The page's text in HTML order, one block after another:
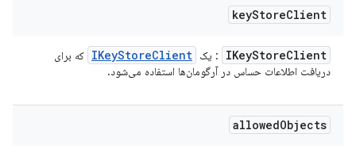
keyStoreClient
IKeyStoreClient : یک IKeyStoreClient
که برای
دریافت اطلاعات حساس در آرگومان‌ها استفاده می‌شود.
allowedObjects